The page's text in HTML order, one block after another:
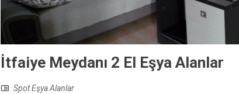
İtfaiye Meydanı 2 El Eşya Alanlar
Spot Eşya Alanlar